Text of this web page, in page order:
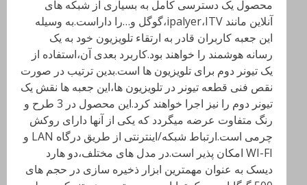
محصول یک دسترسی کامل به بسیاری از شبکه های
آنلاین مانند ipalyer،ITV،گوگل و…را داراست.به وسیله
این جعبه کاربران قادر به ارتقاء تلویزیون خود به یک
رسانه هوشمند را خواهند بود.کاربرد بعدی آن،استفاده از
یک تیونر دوم برای تلویزیون ها است.بدین ترتیب در صورت
نقص فنی قطعه تیونر در تلویزیون ها،این جعبه ها نقش یک
تیونر دوم را نیز اجرا خواهند کرد.این محصول در 3 طرح و
رنگ متفاوت عرضه میگردد که یکی از آنها دارای روکش
چرمی است.ارتباط شبکه/اینترنتی از طریق درگاه LAN و
WI-FI امکان پذیر است.در مدل های مختلف،دو هارد
دیسک به عنوان مهمترین ابزار ذخیره سازی در حجم های